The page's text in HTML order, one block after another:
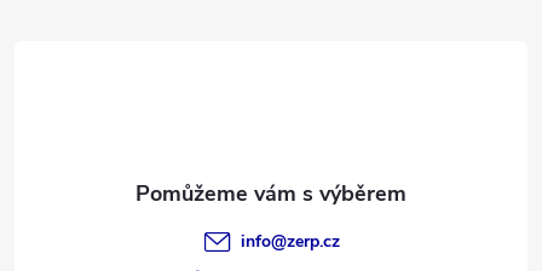
info@zerp.cz